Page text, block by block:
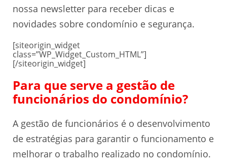
nossa newsletter para receber dicas e
novidades sobre condomínio e segurança.
[siteorigin_widget
class=”WP_Widget_Custom_HTML”]
[/siteorigin_widget]
Para que serve a gestão de
funcionários do condomínio?
A gestão de funcionários é o desenvolvimento
de estratégias para garantir o funcionamento e
melhorar o trabalho realizado no condomínio.